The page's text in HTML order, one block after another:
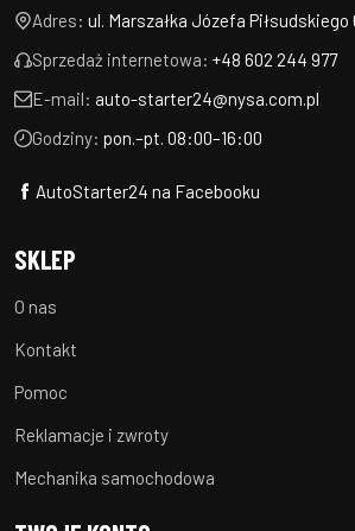
Adres: ul. Marszałka Józefa
Sprzedaż internetowa: +48 602 244 977
E-mail: auto-starter24@nysa.com.pl
Godziny: pon.–pt. 08:00–16:00
AutoStarter24 na Facebooku
SKLEP
O nas
Kontakt
Pomoc
Reklamacje i zwroty
Mechanika samochodowa